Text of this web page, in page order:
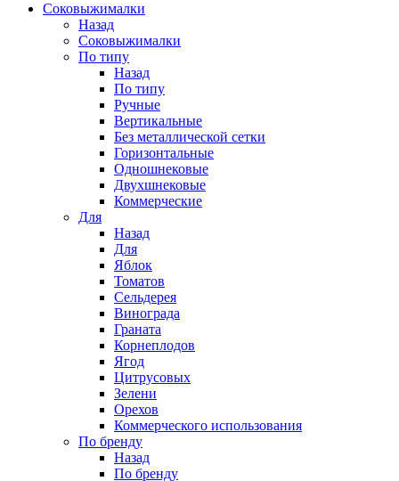
Соковыжималки
Назад
Соковыжималки
По типу
Назад
По типу
Ручные
Вертикальные
Без металлической сетки
Горизонтальные
Одношнековые
Двухшнековые
Коммерческие
Для
Назад
Для
Яблок
Томатов
Cельдерея
Винограда
Граната
Корнеплодов
Ягод
Цитрусовых
Зелени
Орехов
Коммерческого использования
По бренду
Назад
По бренду